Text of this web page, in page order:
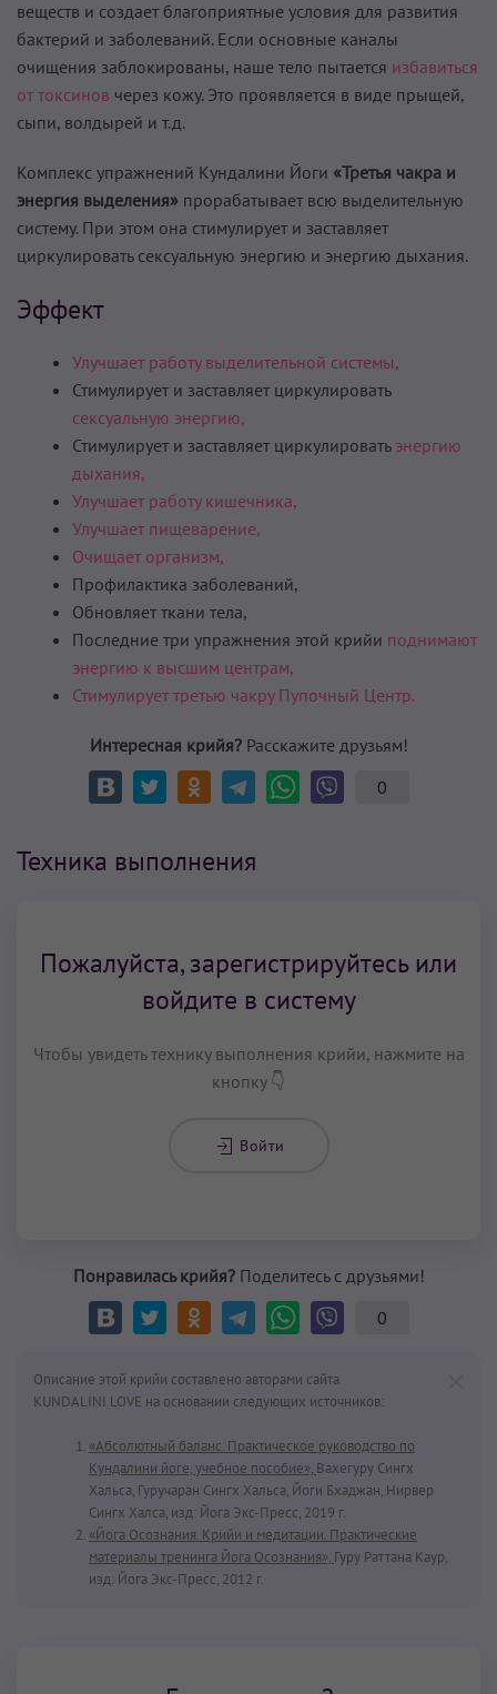
веществ и создает благоприятные условия для развития
бактерий и заболеваний. Если основные каналы
очищения заблокированы, наше тело пытается избавиться
от токсинов через кожу. Это проявляется в виде прыщей,
сыпи, волдырей и т.д.
Комплекс упражнений Кундалини Йоги «Третья чакра и
энергия выделения» прорабатывает всю выделительную
систему. При этом она стимулирует и заставляет
циркулировать сексуальную энергию и энергию дыхания.
Эффект
Улучшает работу выделительной системы,
Стимулирует и заставляет циркулировать
сексуальную энергию,
Стимулирует и заставляет циркулировать энергию
дыхания,
Улучшает работу кишечника,
Улучшает пищеварение,
Очищает организм,
Профилактика заболеваний,
Обновляет ткани тела,
Последние три упражнения этой крийи поднимают
энергию к высшим центрам,
Стимулирует третью чакру Пупочный Центр.
Интересная крийя?Расскажите друзьям!
0
Техника выполнения
Пожалуйста, зарегистрируйтесь или
войдите в систему
Чтобы увидеть технику выполнения крийи, нажмите на
кнопку 👇
Войти
Понравилась крийя?Поделитесь с друзьями!
0
Описание этой крийи составлено авторами сайта
KUNDALINI.LOVE на основании следующих источников:
«Абсолютный баланс. Практическое руководство по
Кундалини йоге, учебное пособие», Вахегуру Сингх
Хальса, Гуручаран Сингх Хальса, Йоги Бхаджан, Нирвер
Сингх Халса, изд: Йога Экс-Пресс, 2019 г.
«Йога Осознания. Крийи и медитации. Практические
материалы тренинга Йога Осознания», Гуру Раттана Каур,
изд: Йога Экс-Пресс, 2012 г.